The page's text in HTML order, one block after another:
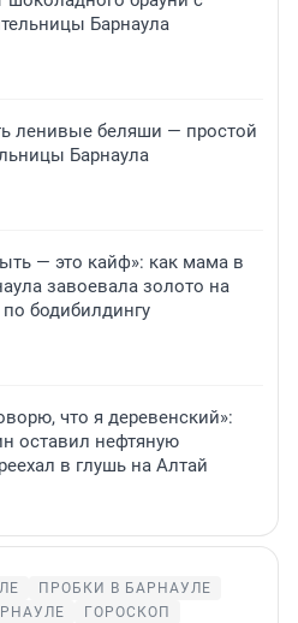
Барнаула
ленивые беляши — простой
Барнаула
— это кайф»: как мама в
завоевала золото на
бодибилдингу
что я деревенский»:
оставил нефтяную
в глушь на Алтай
ПРОБКИ В БАРНАУЛЕ
ГОРОСКОП